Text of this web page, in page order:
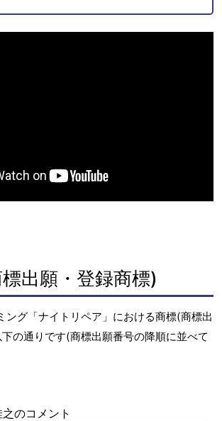
出願・登録商標)
ング「ナイトリペア」における商標(商標出
の通りです(商標出願番号の降順に並べて
のコメント